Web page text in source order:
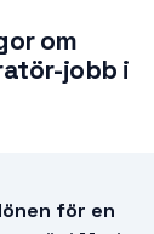
om
jobb i
för en